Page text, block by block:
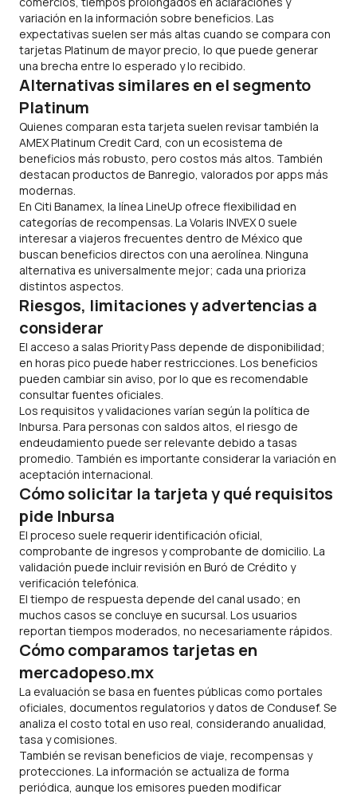
variación en la información sobre beneficios. Las
expectativas suelen ser más altas cuando se compara con
tarjetas Platinum de mayor precio, lo que puede generar
una brecha entre lo esperado y lo recibido.
Alternativas similares en el segmento
Platinum
Quienes comparan esta tarjeta suelen revisar también la
AMEX Platinum Credit Card, con un ecosistema de
beneficios más robusto, pero costos más altos. También
destacan productos de Banregio, valorados por apps más
modernas.
En Citi Banamex, la línea LineUp ofrece flexibilidad en
categorías de recompensas. La Volaris INVEX 0 suele
interesar a viajeros frecuentes dentro de México que
buscan beneficios directos con una aerolínea. Ninguna
alternativa es universalmente mejor; cada una prioriza
distintos aspectos.
Riesgos, limitaciones y advertencias a
considerar
El acceso a salas Priority Pass depende de disponibilidad;
en horas pico puede haber restricciones. Los beneficios
pueden cambiar sin aviso, por lo que es recomendable
consultar fuentes oficiales.
Los requisitos y validaciones varían según la política de
Inbursa. Para personas con saldos altos, el riesgo de
endeudamiento puede ser relevante debido a tasas
promedio. También es importante considerar la variación en
aceptación internacional.
Cómo solicitar la tarjeta y qué requisitos
pide Inbursa
El proceso suele requerir identificación oficial,
comprobante de ingresos y comprobante de domicilio. La
validación puede incluir revisión en Buró de Crédito y
verificación telefónica.
El tiempo de respuesta depende del canal usado; en
muchos casos se concluye en sucursal. Los usuarios
reportan tiempos moderados, no necesariamente rápidos.
Cómo comparamos tarjetas en
mercadopeso.mx
La evaluación se basa en fuentes públicas como portales
oficiales, documentos regulatorios y datos de Condusef. Se
analiza el costo total en uso real, considerando anualidad,
tasa y comisiones.
También se revisan beneficios de viaje, recompensas y
protecciones. La información se actualiza de forma
periódica, aunque los emisores pueden modificar